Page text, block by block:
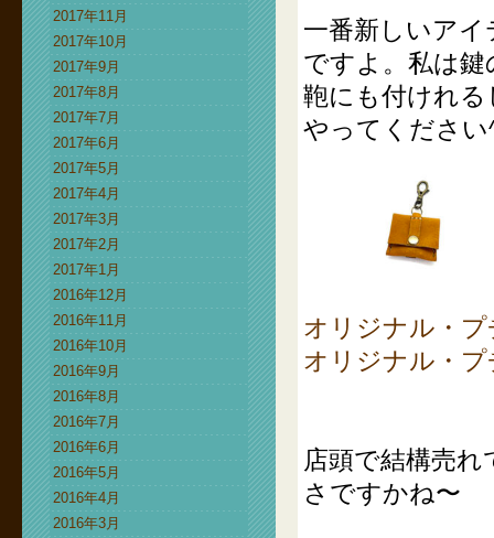
2017年11月
2017年10月
2017年9月
2017年8月
2017年7月
2017年6月
2017年5月
2017年4月
2017年3月
2017年2月
2017年1月
2016年12月
2016年11月
2016年10月
2016年9月
2016年8月
2016年7月
2016年6月
2016年5月
2016年4月
2016年3月
一番新しいア
ですよ。私は
鞄にも付けれ
やってください
オリジナル・
オリジナル・
店頭で結構売
さですかね〜